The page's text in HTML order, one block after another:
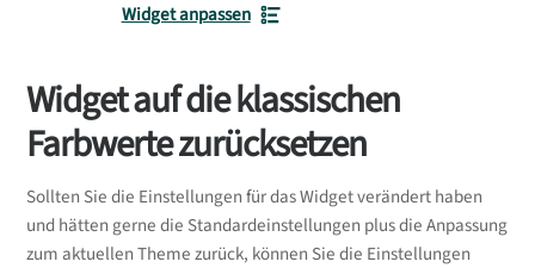
Widget anpassen
Widget auf die klassischen
Farbwerte zurücksetzen
Sollten Sie die Einstellungen für das Widget verändert haben
und hätten gerne die Standardeinstellungen plus die Anpassung
zum aktuellen Theme zurück, können Sie die Einstellungen